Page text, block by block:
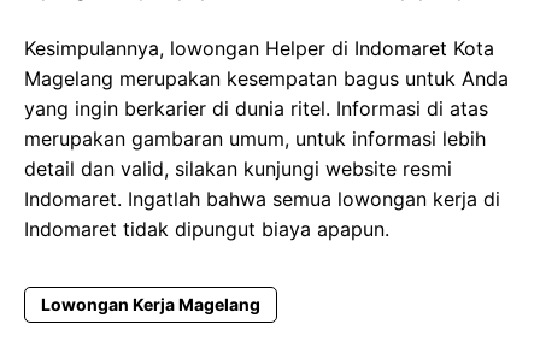
Kesimpulannya, lowongan Helper di Indomaret Kota
Magelang merupakan kesempatan bagus untuk Anda
yang ingin berkarier di dunia ritel. Informasi di atas
merupakan gambaran umum, untuk informasi lebih
detail dan valid, silakan kunjungi website resmi
Indomaret. Ingatlah bahwa semua lowongan kerja di
Indomaret tidak dipungut biaya apapun.
Lowongan Kerja Magelang